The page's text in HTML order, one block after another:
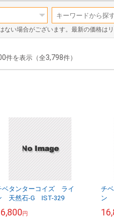
ない場合がございます。最新の価格は
件を表示（全3,798件）
ベタンターコイズ ライ
天然石-G IST-329
円
チ
ン